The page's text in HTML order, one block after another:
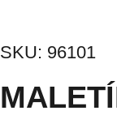
SKU: 96101